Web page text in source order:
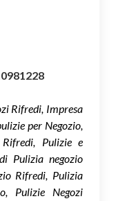
Rifredi, Impresa
per Negozio,
Pulizie e
Pulizia negozio
Rifredi, Pulizia
Pulizie Negozi